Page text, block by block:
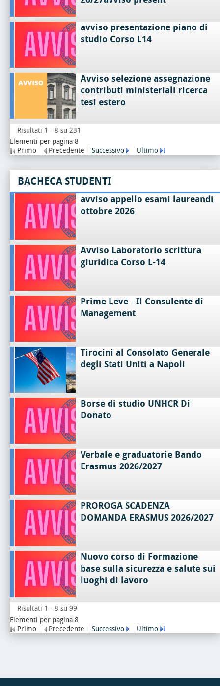
avviso presentazione piano di
studio Corso L14
Avviso selezione assegnazione
contributi ministeriali ricerca
tesi estero
Risultati 1 - 8 su 231
Elementi per pagina 8
Primo
Precedente Successivo Ultimo
BACHECA STUDENTI
avviso appello esami laureandi
ottobre 2026
Avviso Laboratorio scrittura
giuridica Corso L-14
Prime Leve - Il Consulente di
Management
Tirocini al Consolato Generale
degli Stati Uniti a Napoli
Borse di studio UNHCR Di
Donato
Verbale e graduatorie Bando
Erasmus 2026/2027
PROROGA SCADENZA
DOMANDA ERASMUS 2026/2027
Nuovo corso di Formazione
base sulla sicurezza e salute sui
luoghi di lavoro
Risultati 1 - 8 su 99
Elementi per pagina 8
Primo
Precedente Successivo Ultimo